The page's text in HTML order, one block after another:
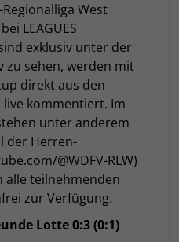
West
LEAGUES
exklusiv unter der
zu sehen, werden mit
direkt aus den
kommentiert. Im
unter anderem
der Herren-
@WDFV-RLW)
alle teilnehmenden
zur Verfügung.
Lotte 0:3 (0:1)